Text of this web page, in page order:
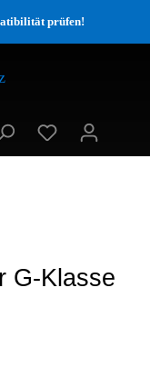
prüfen!
G-Klasse